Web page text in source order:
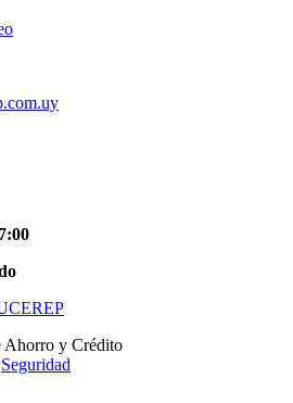
Ahorro y Crédito
Seguridad